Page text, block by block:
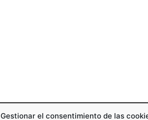
Gestionar el consentimiento de las